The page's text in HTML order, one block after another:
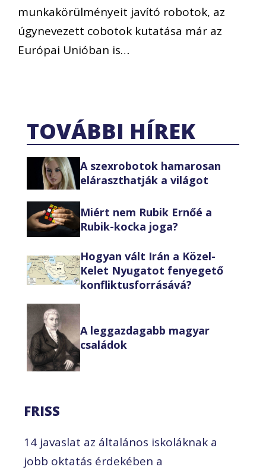
munkakörülményeit javító robotok, az
úgynevezett cobotok kutatása már az
Európai Unióban is…
TOVÁBBI HÍREK
A szexrobotok hamarosan
eláraszthatják a világot
Miért nem Rubik Ernőé a
Rubik-kocka joga?
Hogyan vált Irán a Közel-
Kelet Nyugatot fenyegető
konfliktusforrásává?
A leggazdagabb magyar
családok
FRISS
14 javaslat az általános iskoláknak a
jobb oktatás érdekében a